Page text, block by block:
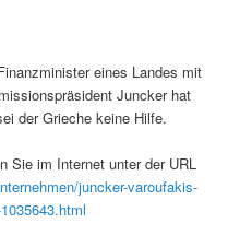
eines Landes mit
Juncker hat
der Grieche keine Hilfe.
Sie im Internet unter der URL
juncker-varoufakis-